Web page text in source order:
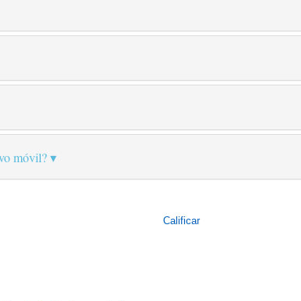
móvil?
Calificar